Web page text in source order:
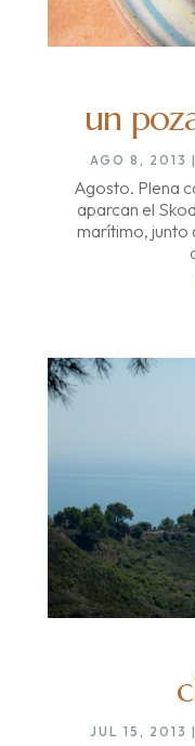
un
AGO 8, 2013 |
Agosto. Plena
aparcan el
marítimo, junto
JUL 15, 2013 |